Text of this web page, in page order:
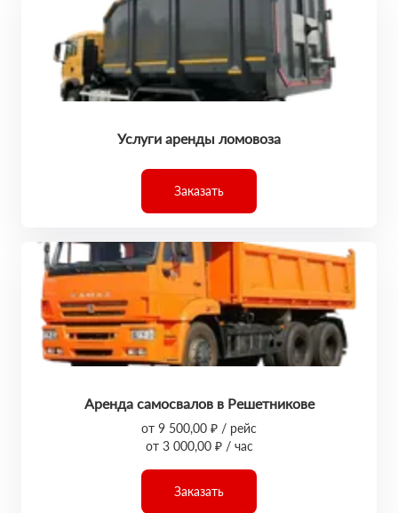
Услуги аренды ломовоза
Заказать
Аренда самосвалов в Решетникове
от 9 500,00 ₽ / рейс
от 3 000,00 ₽ / час
Заказать